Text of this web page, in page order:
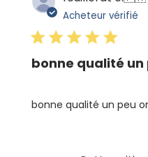
Acheteur vérifié
bonne qualité un
bonne qualité un peu